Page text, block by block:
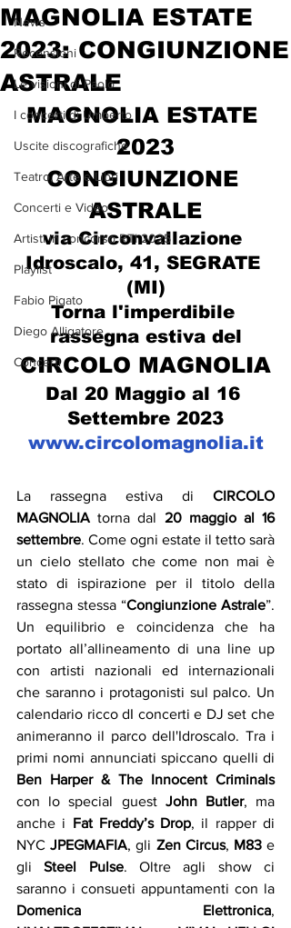
News
Recensioni
Le visioni di Paolo
I concerti di Umberto
Uscite discografiche
Teatro, Arte e Libri
Concerti e Video
Artisti in concorso RTI 2025
Playlist
Fabio Pigato
Diego Alligatore
Concerti
MAGNOLIA ESTATE
2023: CONGIUNZIONE
ASTRALE
MAGNOLIA ESTATE
2023
CONGIUNZIONE
ASTRALE
via Circonvallazione
Idroscalo, 41, SEGRATE
(MI)
Torna l'imperdibile
rassegna estiva del
CIRCOLO MAGNOLIA
Dal 20 Maggio al 16
Settembre 2023
www.circolomagnolia.it
La rassegna estiva di CIRCOLO
MAGNOLIA torna dal 20 maggio al 16
settembre. Come ogni estate il tetto sarà
un cielo stellato che come non mai è
stato di ispirazione per il titolo della
rassegna stessa “Congiunzione Astrale”.
Un equilibrio e coincidenza che ha
portato all’allineamento di una line up
con artisti nazionali ed internazionali
che saranno i protagonisti sul palco. Un
calendario ricco dI concerti e DJ set che
animeranno il parco dell'Idroscalo. Tra i
Ben Harper & The Innocent Criminals
con lo special guest John Butler, ma
anche i Fat Freddy’s Drop, il rapper di
NYC JPEGMAFIA, gli Zen Circus, M83 e
gli Steel Pulse. Oltre agli show ci
Domenica Elettronica